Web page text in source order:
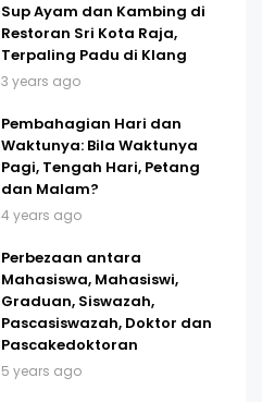
Sup Ayam dan Kambing di
Restoran Sri Kota Raja,
Terpaling Padu di Klang
3 years ago
Pembahagian Hari dan
Waktunya: Bila Waktunya
Pagi, Tengah Hari, Petang
dan Malam?
4 years ago
Perbezaan antara
Mahasiswa, Mahasiswi,
Graduan, Siswazah,
Pascasiswazah, Doktor dan
Pascakedoktoran
5 years ago